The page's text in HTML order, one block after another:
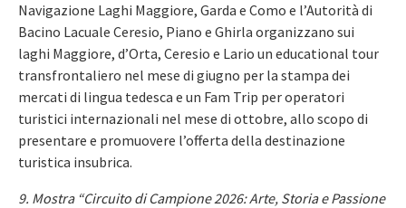
Navigazione Laghi Maggiore, Garda e Como e l’Autorità di
Bacino Lacuale Ceresio, Piano e Ghirla organizzano sui
laghi Maggiore, d’Orta, Ceresio e Lario un educational tour
transfrontaliero nel mese di giugno per la stampa dei
mercati di lingua tedesca e un Fam Trip per operatori
turistici internazionali nel mese di ottobre, allo scopo di
presentare e promuovere l’offerta della destinazione
turistica insubrica.
9. Mostra “Circuito di Campione 2026: Arte, Storia e Passione